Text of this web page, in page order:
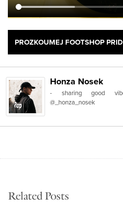
PROZKOUMEJ FOOTSHOP
Honza Nosek
- sharing good
@_honza_nosek
Related Posts